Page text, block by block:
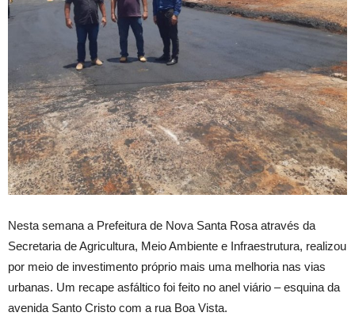
Nesta semana a Prefeitura de Nova Santa Rosa através da
Secretaria de Agricultura, Meio Ambiente e Infraestrutura, realizou
por meio de investimento próprio mais uma melhoria nas vias
urbanas. Um recape asfáltico foi feito no anel viário – esquina da
avenida Santo Cristo com a rua Boa Vista.